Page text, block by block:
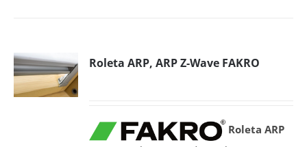
Roleta ARP, ARP Z-Wave FAKRO
Roleta ARP